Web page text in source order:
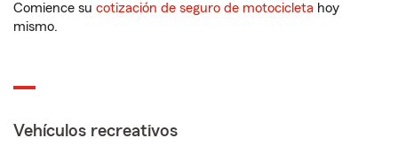
Comience su cotización de seguro de motocicleta hoy
mismo.
Vehículos recreativos